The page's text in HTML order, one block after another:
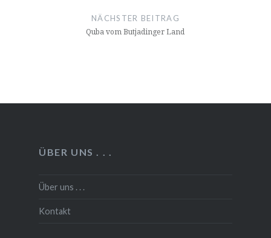
NÄCHSTER BEITRAG
Quba vom Butjadinger Land
ÜBER UNS . . .
Über uns . . .
Kontakt